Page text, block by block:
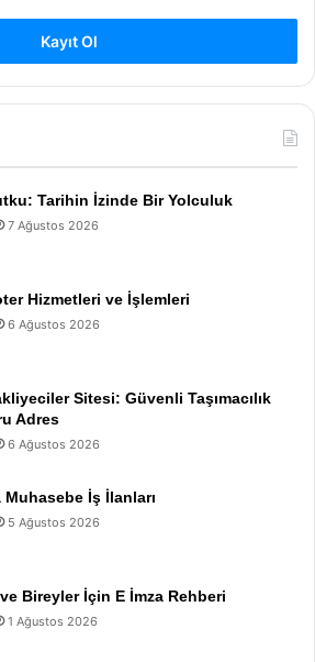
Kayıt Ol
Tarihin İzinde Bir Yolculuk
7 Ağustos 2026
Hizmetleri ve İşlemleri
6 Ağustos 2026
Sitesi: Güvenli Taşımacılık
Adres
6 Ağustos 2026
Muhasebe İş İlanları
5 Ağustos 2026
Bireyler İçin E İmza Rehberi
1 Ağustos 2026